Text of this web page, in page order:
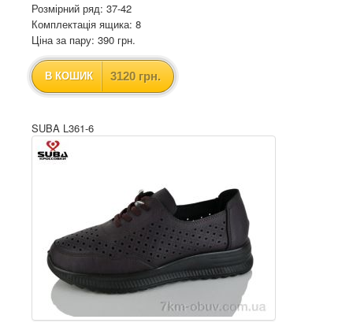
Розмірний ряд: 37-42
Комплектація ящика: 8
Ціна за пару: 390 грн.
В КОШИК 3120 грн.
SUBA L361-6